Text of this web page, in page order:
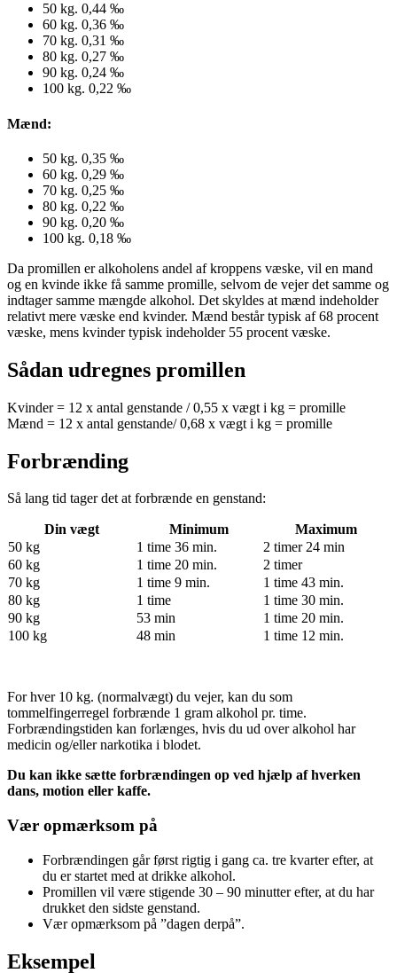
50 kg. 0,44 ‰
60 kg. 0,36 ‰
70 kg. 0,31 ‰
80 kg. 0,27 ‰
90 kg. 0,24 ‰
100 kg. 0,22 ‰
Mænd:
50 kg. 0,35 ‰
60 kg. 0,29 ‰
70 kg. 0,25 ‰
80 kg. 0,22 ‰
90 kg. 0,20 ‰
100 kg. 0,18 ‰
Da promillen er alkoholens andel af kroppens væske, vil en mand
og en kvinde ikke få samme promille, selvom de vejer det samme og
indtager samme mængde alkohol. Det skyldes at mænd indeholder
relativt mere væske end kvinder. Mænd består typisk af 68 procent
væske, mens kvinder typisk indeholder 55 procent væske.
Sådan udregnes promillen
Kvinder = 12 x antal genstande / 0,55 x vægt i kg = promille
Mænd = 12 x antal genstande/ 0,68 x vægt i kg = promille
Forbrænding
Så lang tid tager det at forbrænde en genstand:
Din vægt Minimum
Maximum
50 kg
1 time 36 min.
2 timer 24 min
60 kg
1 time 20 min.
2 timer
70 kg
1 time 9 min.
1 time 43 min.
80 kg
1 time
1 time 30 min.
90 kg
53 min
1 time 20 min.
100 kg
48 min 1 time 12 min.
For hver 10 kg. (normalvægt) du vejer, kan du som
tommelfingerregel forbrænde 1 gram alkohol pr. time.
Forbrændingstiden kan forlænges, hvis du ud over alkohol har
medicin og/eller narkotika i blodet.
Du kan ikke sætte forbrændingen op ved hjælp af hverken
dans, motion eller kaffe.
Vær opmærksom på
Forbrændingen går først rigtig i gang ca. tre kvarter efter, at
du er startet med at drikke alkohol.
Promillen vil være stigende 30 – 90 minutter efter, at du har
drukket den sidste genstand.
Vær opmærksom på ”dagen derpå”.
Eksempel